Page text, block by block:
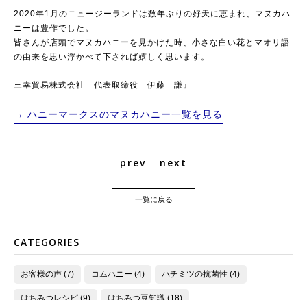
2020年1月のニュージーランドは数年ぶりの好天に恵まれ、マヌカハ
ニーは豊作でした。
皆さんが店頭でマヌカハニーを見かけた時、小さな白い花とマオリ語
の由来を思い浮かべて下されば嬉しく思います。
三幸貿易株式会社 代表取締役 伊藤 謙』
→ ハニーマークスのマヌカハニー一覧を見る
prev next
一覧に戻る
CATEGORIES
お客様の声 (7) コムハニー (4) ハチミツの抗菌性 (4)
はちみつレシピ (9) はちみつ豆知識 (18)